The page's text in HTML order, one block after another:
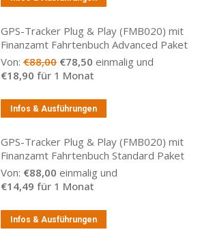
GPS-Tracker Plug & Play (FMB020) mit
Finanzamt Fahrtenbuch Advanced Paket
Von: €88,00 Ursprünglicher
Preis
€88,00
€78,50 Aktueller
Preis
€78,50.
einmalig und
€18,90 für 1 Monat
Infos & Ausführungen
GPS-Tracker Plug & Play (FMB020) mit
Finanzamt Fahrtenbuch Standard Paket
Von: €88,00 einmalig und
€14,49 für 1 Monat
Infos & Ausführungen